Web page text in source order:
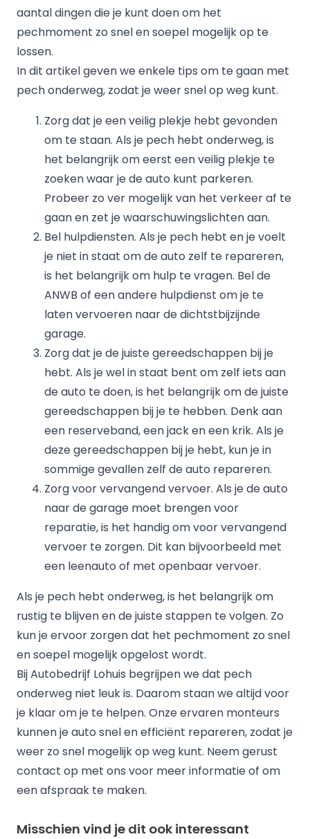
aantal dingen die je kunt doen om het
pechmoment zo snel en soepel mogelijk op te
lossen.
In dit artikel geven we enkele tips om te gaan met
pech onderweg, zodat je weer snel op weg kunt.
Zorg dat je een veilig plekje hebt gevonden
om te staan. Als je pech hebt onderweg, is
het belangrijk om eerst een veilig plekje te
zoeken waar je de auto kunt parkeren.
Probeer zo ver mogelijk van het verkeer af te
gaan en zet je waarschuwingslichten aan.
Bel hulpdiensten. Als je pech hebt en je voelt
je niet in staat om de auto zelf te repareren,
is het belangrijk om hulp te vragen. Bel de
ANWB of een andere hulpdienst om je te
laten vervoeren naar de dichtstbijzijnde
garage.
Zorg dat je de juiste gereedschappen bij je
hebt. Als je wel in staat bent om zelf iets aan
de auto te doen, is het belangrijk om de juiste
gereedschappen bij je te hebben. Denk aan
een reserveband, een jack en een krik. Als je
deze gereedschappen bij je hebt, kun je in
sommige gevallen zelf de auto repareren.
Zorg voor vervangend vervoer. Als je de auto
naar de garage moet brengen voor
reparatie, is het handig om voor vervangend
vervoer te zorgen. Dit kan bijvoorbeeld met
een leenauto of met openbaar vervoer.
Als je pech hebt onderweg, is het belangrijk om
rustig te blijven en de juiste stappen te volgen. Zo
kun je ervoor zorgen dat het pechmoment zo snel
en soepel mogelijk opgelost wordt.
Bij Autobedrijf Lohuis begrijpen we dat pech
onderweg niet leuk is. Daarom staan we altijd voor
je klaar om je te helpen. Onze ervaren monteurs
kunnen je auto snel en efficiënt repareren, zodat je
weer zo snel mogelijk op weg kunt. Neem gerust
contact op met ons voor meer informatie of om
een afspraak te maken.
Misschien vind je dit ook interessant